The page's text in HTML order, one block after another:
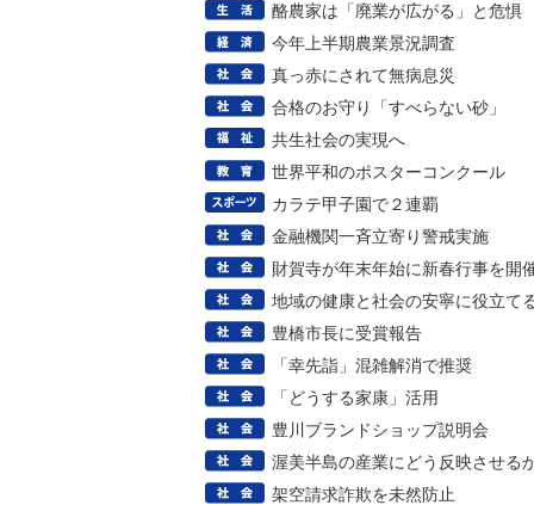
酪農家は「廃業が広がる」と危惧
今年上半期農業景況調査
真っ赤にされて無病息災
合格のお守り「すべらない砂」
共生社会の実現へ
世界平和のポスターコンクール
カラテ甲子園で２連覇
金融機関一斉立寄り警戒実施
財賀寺が年末年始に新春行事を開
地域の健康と社会の安寧に役立て
豊橋市長に受賞報告
「幸先詣」混雑解消で推奨
「どうする家康」活用
豊川ブランドショップ説明会
渥美半島の産業にどう反映させる
架空請求詐欺を未然防止